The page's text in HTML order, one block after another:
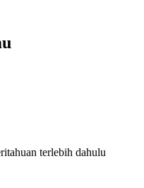
terlebih dahulu